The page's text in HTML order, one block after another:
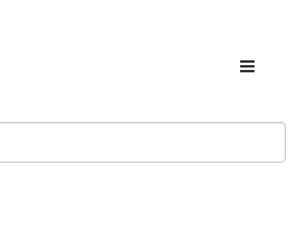
Toggle